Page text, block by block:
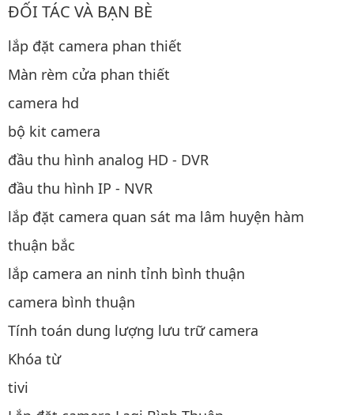
ĐỐI TÁC VÀ BẠN BÈ
lắp đặt camera phan thiết
Màn rèm cửa phan thiết
camera hd
bộ kit camera
đầu thu hình analog HD - DVR
đầu thu hình IP - NVR
lắp đặt camera quan sát ma lâm huyện hàm
thuận bắc
lắp camera an ninh tỉnh bình thuận
camera bình thuận
Tính toán dung lượng lưu trữ camera
Khóa từ
tivi